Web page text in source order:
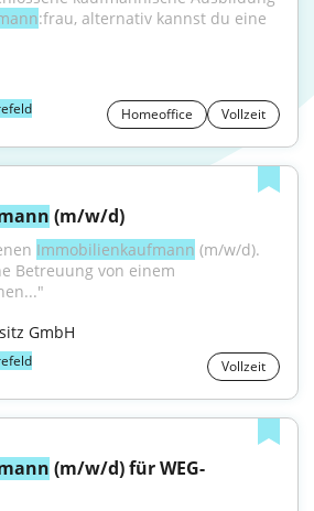
:frau, alternativ kannst du eine
Homeoffice Vollzeit
(m/w/d)
Immobilienkaufmann (m/w/d).
Betreuung von einem
GmbH
Vollzeit
(m/w/d) für WEG-